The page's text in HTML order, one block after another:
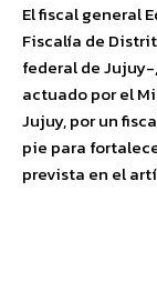
El fiscal general
Fiscalía de
federal de
actuado por el
Jujuy, por un
pie para
prevista en el